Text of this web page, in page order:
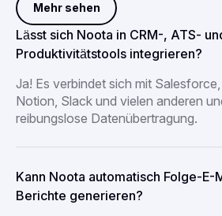
Mehr sehen
Lässt sich Noota in CRM-, ATS-
Produktivitätstools integrieren?
Ja! Es verbindet sich mit
Notion, Slack und vielen anderen
reibungslose Datenübertragung.
Kann Noota automatisch Folge-E-
Berichte generieren?